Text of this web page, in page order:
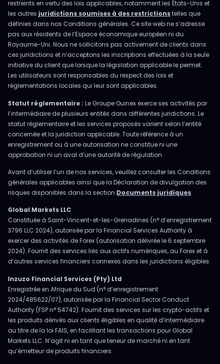
restreints en vertu des lois applicables, notamment les États-Unis et
les autres juridictions soumises à des restrictionstelles que
définies dans nos Conditions générales. Ce site web ne s’adresse
pas aux résidents de l’Espace économique européen ni du
Royaume-Uni. Nous ne sollicitons pas activement de clients dans
ces juridictions et n’acceptons les inscriptions effectuées à la seule
initiative du client que lorsque la législation applicable le permet.
Les utilisateurs sont responsables du respect des lois et
réglementations locales qui leur sont applicables.
Statut réglementaire : Le Groupe Ouinex exerce ses activités par
l’intermédiaire de plusieurs entités dans différentes juridictions. Le
statut réglementaire et les services proposés varient selon l’entité
concernée et la juridiction applicable. Toute référence à un
enregistrement ou à une autorisation ne constitue ni une
approbation ni un aval d’une autorité de régulation.
Avant d’utiliser l’un de nos services, veuillez consulter les Conditions
générales applicables ainsi que la Déclaration de divulgation des
risques disponibles dans la section Documents juridiques.
Global Markets LLC
Constituée à Saint-Vincent-et-les-Grenadines (n° d’enregistrement
3796 LLC 2024), autorisée par la Financial Services Authority à
exercer des activités de Forex (autorisation délivrée le 6 septembre
2024). Fournit des services liés aux actifs numériques, au Forex et à
d’autres services financiers connexes dans les juridictions éligibles.
Inzuzo Financial Services (Pty) Ltd
Enregistrée en Afrique du Sud (n° d’enregistrement
2024/485622/07), autorisée par la Financial Sector Conduct
Authority (FSP n° 54742). Fournit des services sur les crypto-actifs et
les produits dérivés aux clients éligibles en qualité d’intermédiaire
au titre de la loi FAIS, en facilitant les transactions pour Global
Markets LLC. N’agit ni en tant que teneur de marché ni en tant
qu’émetteur de produits financiers.